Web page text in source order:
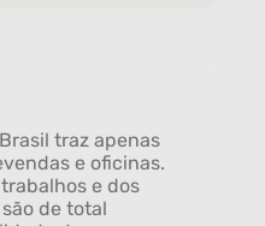
traz apenas
e oficinas.
e dos
de total